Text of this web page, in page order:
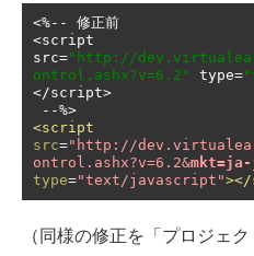
<%--
修正前
<script
src="http://
ontrol.ashx?v=6.2"
type=
</script>
--
<script
src="http://
ontrol.ashx?v=6.2&
type="text/javascript"
（同様の修正を「プロジェ